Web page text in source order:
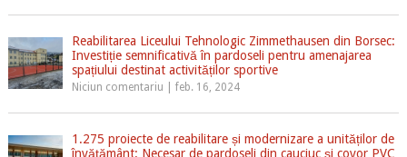
Reabilitarea Liceului Tehnologic Zimmethausen din Borsec:
Investiție semnificativă în pardoseli pentru amenajarea
spațiului destinat activităților sportive
Niciun comentariu feb. 16, 2024
1.275 proiecte de reabilitare și modernizare a unităților de
învățământ: Necesar de pardoseli din cauciuc și covor PVC